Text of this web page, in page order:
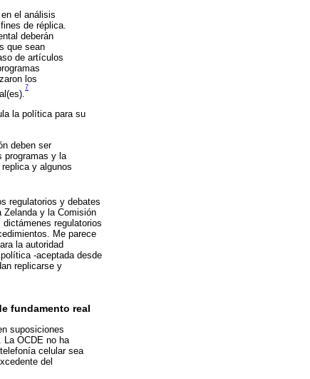
el análisis
de réplica.
deberán
que sean
de artículos
los
7
la política para su
deben ser
programas y la
y algunos
regulatorios y debates
y la Comisión
regulatorios
Me parece
la autoridad
-aceptada desde
replicarse y
fundamento real
suposiciones
La OCDE no ha
celular sea
del